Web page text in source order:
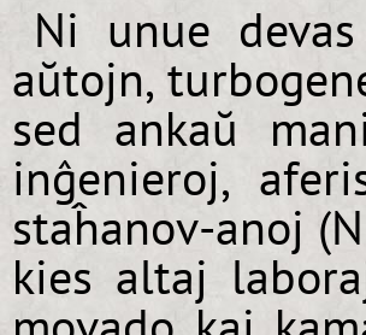
Ni unue
aŭtojn,
sed ankaŭ
inĝenieroj,
staĥanov-anoj
kies altaj